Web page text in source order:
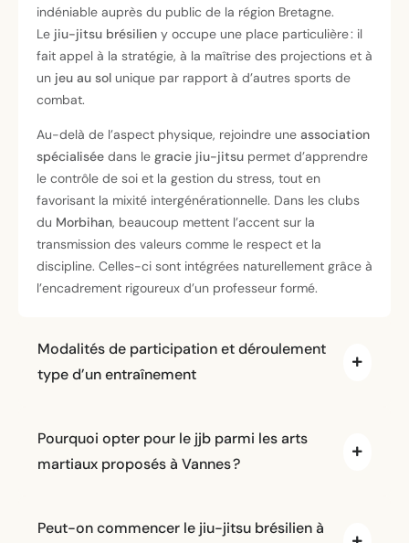
indéniable auprès du public de la région Bretagne.
Le jiu-jitsu brésilien y occupe une place particulière : il
fait appel à la stratégie, à la maîtrise des projections et à
un jeu au sol unique par rapport à d’autres sports de
combat.
Au-delà de l’aspect physique, rejoindre une association
spécialisée dans le gracie jiu-jitsu permet d’apprendre
le contrôle de soi et la gestion du stress, tout en
favorisant la mixité intergénérationnelle. Dans les clubs
du Morbihan, beaucoup mettent l’accent sur la
transmission des valeurs comme le respect et la
discipline. Celles-ci sont intégrées naturellement grâce à
l’encadrement rigoureux d’un professeur formé.
Modalités de participation et déroulement
type d’un entraînement
Pourquoi opter pour le jjb parmi les arts
martiaux proposés à Vannes ?
Peut-on commencer le jiu-jitsu brésilien à